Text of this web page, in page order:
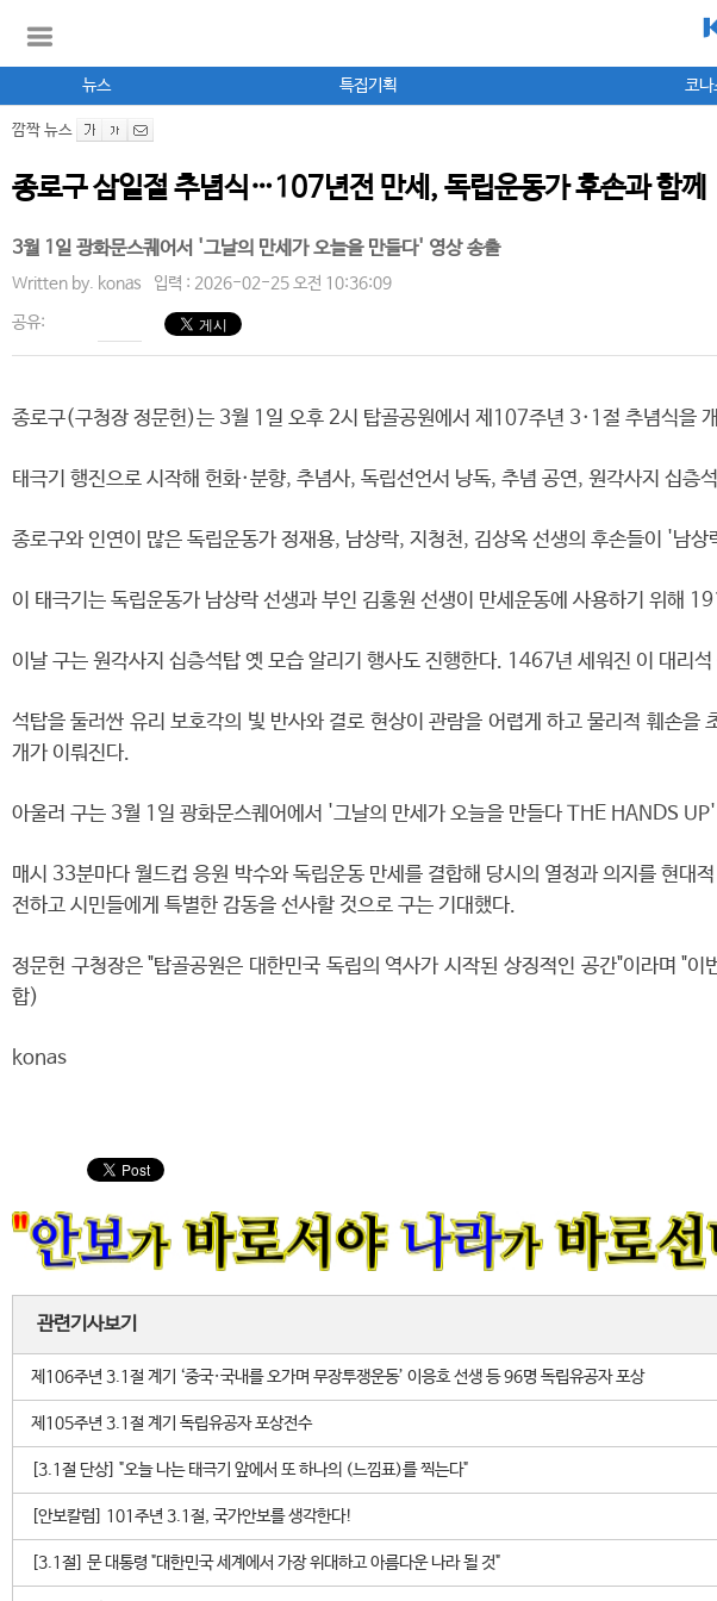
뉴스 특집기획 코나
깜짝 뉴스
종로구 삼일절 추념식…107년전 만세, 독립운동가 후손과 함께
3월 1일 광화문스퀘어서 '그날의 만세가 오늘을 만들다' 영상 송출
Written by. konas 입력 : 2026-02-25 오전 10:36:09
공유:
종로구(구청장 정문헌)는 3월 1일 오후 2시 탑골공원에서 제107주년 3·1절 추념식을
태극기 행진으로 시작해 헌화·분향, 추념사, 독립선언서 낭독, 추념 공연, 원각사지 십층
종로구와 인연이 많은 독립운동가 정재용, 남상락, 지청천, 김상옥 선생의 후손들이 '남
이 태극기는 독립운동가 남상락 선생과 부인 김홍원 선생이 만세운동에 사용하기 위해
이날 구는 원각사지 십층석탑 옛 모습 알리기 행사도 진행한다. 1467년 세워진 이 대리
석탑을 둘러싼 유리 보호각의 빛 반사와 결로 현상이 관람을 어렵게 하고 물리적 훼손
개가 이뤄진다.
아울러 구는 3월 1일 광화문스퀘어에서 '그날의 만세가 오늘을 만들다 THE HANDS
매시 33분마다 월드컵 응원 박수와 독립운동 만세를 결합해 당시의 열정과 의지를 현대
전하고 시민들에게 특별한 감동을 선사할 것으로 구는 기대했다.
정문헌 구청장은 "탑골공원은 대한민국 독립의 역사가 시작된 상징적인 공간"이라며 "
합)
konas
관련기사보기
제106주년 3.1절 계기 ‘중국·국내를 오가며 무장투쟁운동’ 이응호 선생 등 96명 독립유공자 포상
제105주년 3.1절 계기 독립유공자 포상전수
[3.1절 단상] "오늘 나는 태극기 앞에서 또 하나의 (느낌표)를 찍는다"
[안보칼럼] 101주년 3.1절, 국가안보를 생각한다!
[3.1절] 문 대통령 "대한민국 세계에서 가장 위대하고 아름다운 나라 될 것"